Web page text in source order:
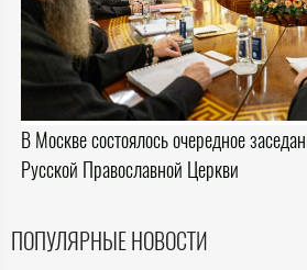
В Москве состоялось очередное
Русской Православной Церкви
ПОПУЛЯРНЫЕ НОВОСТИ